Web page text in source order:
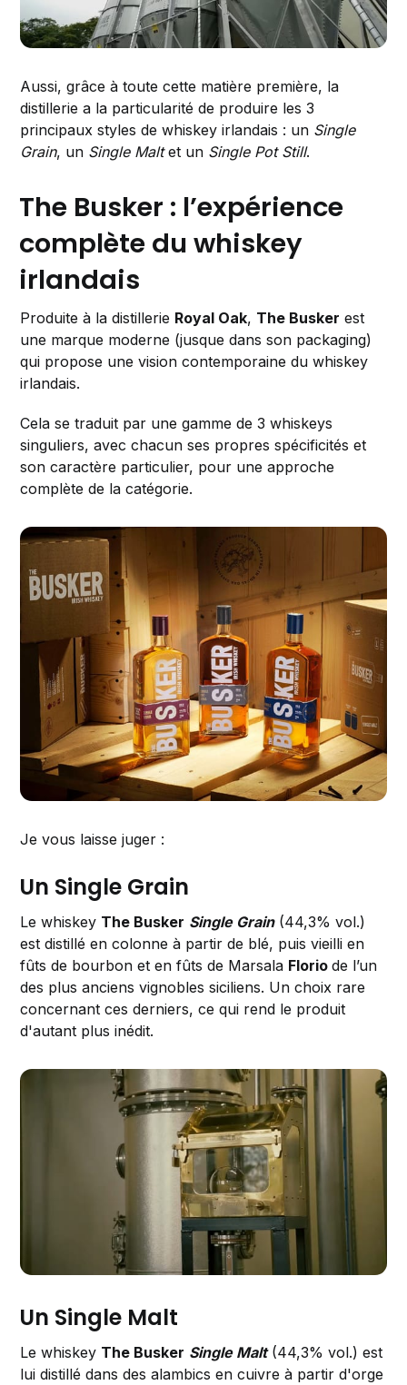
Aussi, grâce à toute cette matière première, la
distillerie a la particularité de produire les 3
principaux styles de whiskey irlandais : un Single
Grain, un Single Maltet un Single Pot Still.
The Busker : l’expérience
complète du whiskey
irlandais
Produite à la distillerie Royal Oak, The Busker est
une marque moderne (jusque dans son packaging)
qui propose une vision contemporaine du whiskey
irlandais.
Cela se traduit par une gamme de 3 whiskeys
singuliers, avec chacun ses propres spécificités et
son caractère particulier, pour une approche
complète de la catégorie.
Je vous laisse juger :
Un Single Grain
Le whiskey The Busker Single Grain(44,3% vol.)
est distillé en colonne à partir de blé, puis vieilli en
fûts de bourbon et en fûts de Marsala Floriode l’un
des plus anciens vignobles siciliens. Un choix rare
concernant ces derniers, ce qui rend le produit
d'autant plus inédit.
Un Single Malt
Le whiskey The Busker Single Malt(44,3% vol.) est
lui distillé dans des alambics en cuivre à partir d'orge